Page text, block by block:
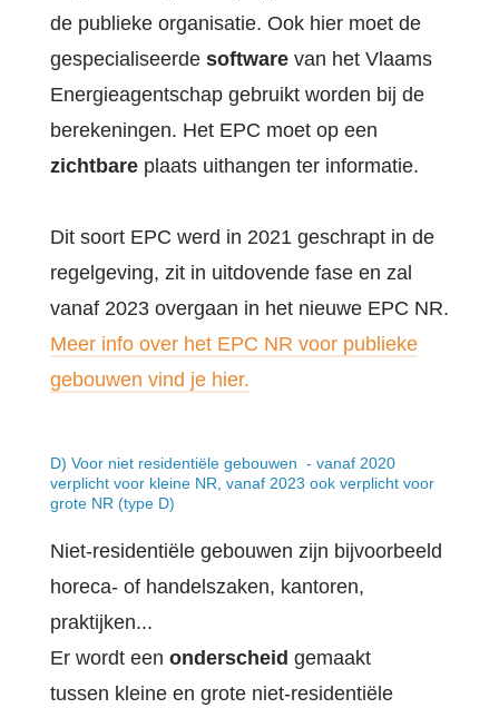
de publieke organisatie. Ook hier moet de
gespecialiseerde softwarevan het Vlaams
Energieagentschap gebruikt worden bij de
berekeningen. Het EPC moet op een
zichtbareplaats uithangen ter informatie.
Dit soort EPC werd in 2021 geschrapt in de
regelgeving, zit in uitdovende fase en zal
vanaf 2023 overgaan in het nieuwe EPC NR.
Meer info over het EPC NR voor publieke
gebouwen vind je hier.
D) Voor niet residentiële gebouwen - vanaf 2020
verplicht voor kleine NR, vanaf 2023 ook verplicht voor
grote NR (type D)
Niet-residentiële gebouwen zijn bijvoorbeeld
horeca- of handelszaken, kantoren,
praktijken...
Er wordt een onderscheid gemaakt
tussen kleine en grote niet-residentiële